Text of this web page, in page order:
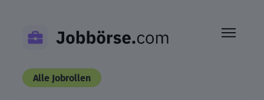
content
Alle Jobrollen